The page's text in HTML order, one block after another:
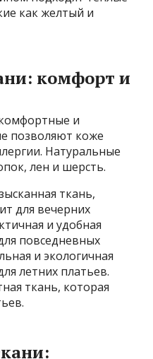
как желтый и
комфорт и
и
позволяют коже
Натуральные
лен и шерсть.
ткань,
для вечерних
и удобная
повседневных
и экологичная
летних платьев.
ткань, которая